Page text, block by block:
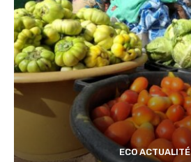
ECO ACTUALITÉ